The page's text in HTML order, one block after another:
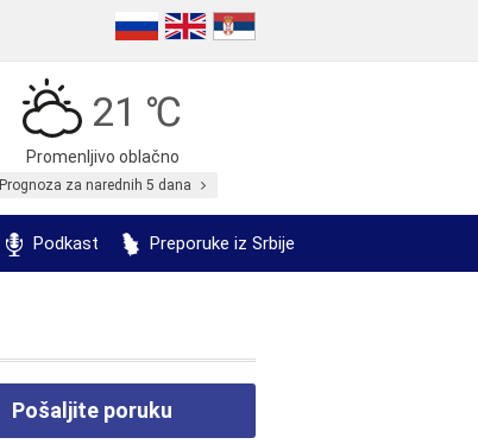
21 ℃
Promenljivo oblačno
Prognoza za narednih 5 dana
Podkast Preporuke iz Srbije
Pošaljite poruku